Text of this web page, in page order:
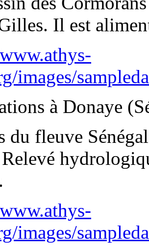
Il est
images/
à Donaye
du fleuve
images/